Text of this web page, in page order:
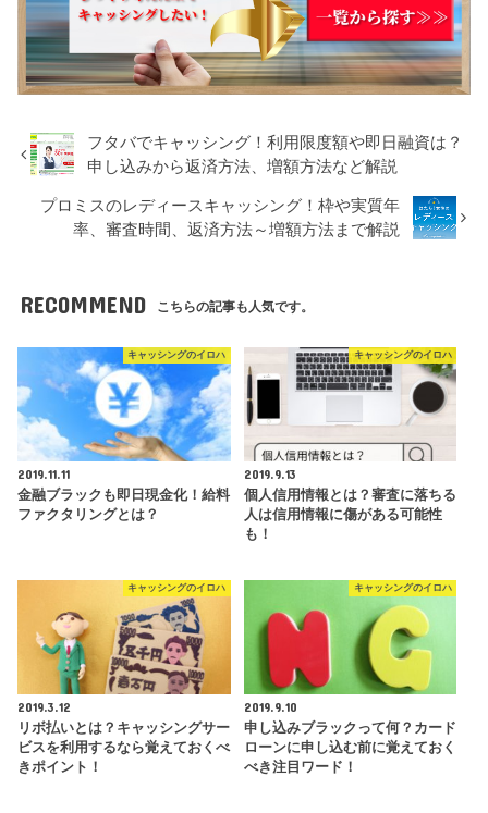
フタバでキャッシング！利用限度額や即日融資は？
申し込みから返済方法、増額方法など解説
プロミスのレディースキャッシング！枠や実質年
率、審査時間、返済方法～増額方法まで解説
RECOMMEND こちらの記事も人気です。
キャッシングのイロハ
2019.11.11
金融ブラックも即日現金化！給料
ファクタリングとは？
キャッシングのイロハ
2019.9.13
個人信用情報とは？審査に落ちる
人は信用情報に傷がある可能性
も！
キャッシングのイロハ
2019.3.12
リボ払いとは？キャッシングサー
ビスを利用するなら覚えておくべ
きポイント！
キャッシングのイロハ
2019.9.10
申し込みブラックって何？カード
ローンに申し込む前に覚えておく
べき注目ワード！